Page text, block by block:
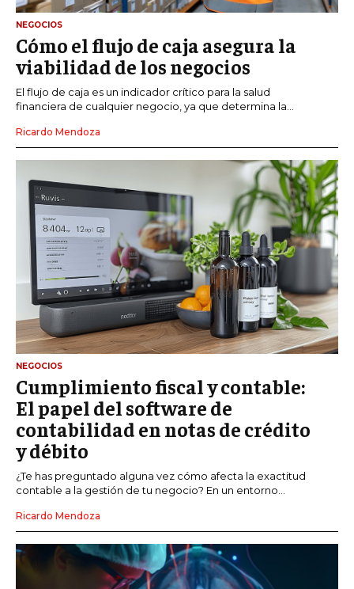
NEGOCIOS
Cómo el flujo de caja asegura la
viabilidad de los negocios
El flujo de caja es un indicador crítico para la salud
financiera de cualquier negocio, ya que determina la...
Ricardo Mendoza
NEGOCIOS
Cumplimiento fiscal y contable:
El papel del software de
contabilidad en notas de crédito
y débito
¿Te has preguntado alguna vez cómo afecta la exactitud
contable a la gestión de tu negocio? En un entorno...
Ricardo Mendoza